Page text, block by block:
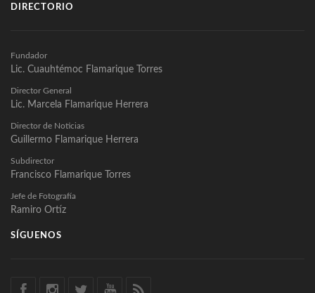
DIRECTORIO
Fundador
Lic. Cuauhtémoc Flamarique Torres
Director General
Lic. Marcela Flamarique Herrera
Director de Noticias
Guillermo Flamarique Herrera
Subdirector
Francisco Flamarique Torres
Jefe de Fotografía
Ramiro Ortíz
SÍGUENOS